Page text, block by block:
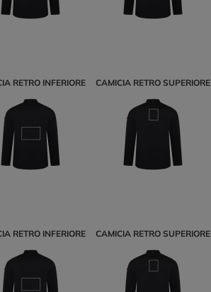
RETRO INFERIORE CAMICIA RETRO SUPERIORE
RETRO INFERIORE CAMICIA RETRO SUPERIORE